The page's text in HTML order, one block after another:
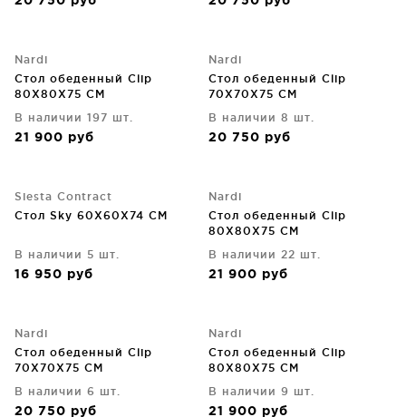
Nardi
Стол обеденный Clip
80X80X75 CM
В наличии 197 шт.
21 900 руб
Nardi
Стол обеденный Clip
70X70X75 CM
В наличии 8 шт.
20 750 руб
Siesta Contract
Стол Sky 60X60X74 CM
В наличии 5 шт.
16 950 руб
Nardi
Стол обеденный Clip
80X80X75 CM
В наличии 22 шт.
21 900 руб
Nardi
Стол обеденный Clip
70X70X75 CM
В наличии 6 шт.
20 750 руб
Nardi
Стол обеденный Clip
80X80X75 CM
В наличии 9 шт.
21 900 руб